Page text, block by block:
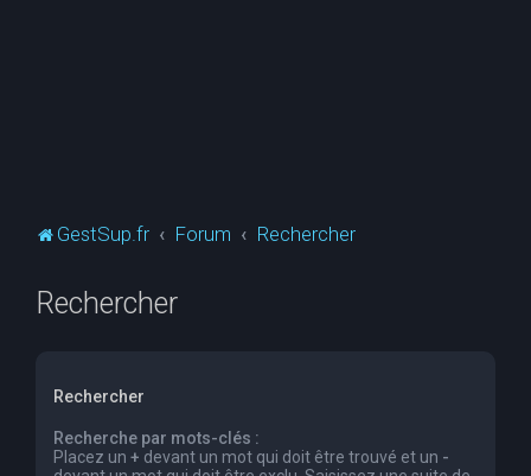
GestSup.fr Forum Rechercher
Rechercher
Rechercher
Recherche par mots-clés :
Placez un + devant un mot qui doit être trouvé et un -